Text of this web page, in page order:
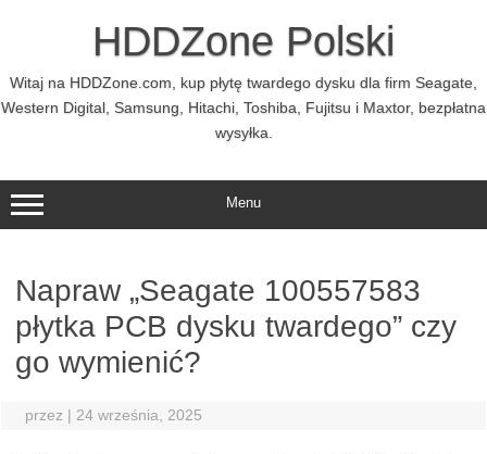
HDDZone Polski
Witaj na HDDZone.com, kup płytę twardego dysku dla firm Seagate,
Western Digital, Samsung, Hitachi, Toshiba, Fujitsu i Maxtor, bezpłatna
wysyłka.
Menu
Napraw „Seagate 100557583
płytka PCB dysku twardego” czy
go wymienić?
przez | 24 września, 2025